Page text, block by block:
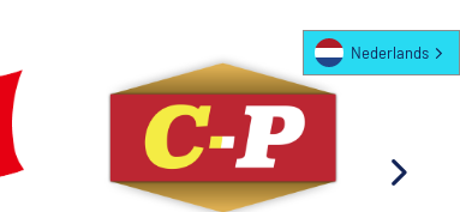
Nederlands